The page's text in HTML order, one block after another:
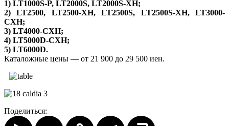
1) LT1000S-P, LT2000S, LT2000S-XH;
2) LT2500, LT2500-XH, LT2500S, LT2500S-XH, LT3000-
CXH;
3) LT4000-CXH;
4) LT5000D-CXH;
5) LT6000D.
Каталожные цены — от 21 900 до 29 500 иен.
Поделиться: